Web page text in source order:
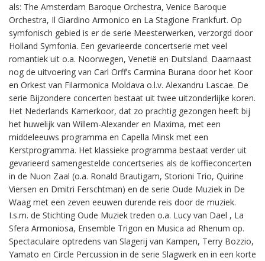
als: The Amsterdam Baroque Orchestra, Venice Baroque
Orchestra, Il Giardino Armonico en La Stagione Frankfurt. Op
symfonisch gebied is er de serie Meesterwerken, verzorgd door
Holland Symfonia. Een gevarieerde concertserie met veel
romantiek uit o.a. Noorwegen, Venetië en Duitsland. Daarnaast
nog de uitvoering van Carl Orff’s Carmina Burana door het Koor
en Orkest van Filarmonica Moldava o.l.v. Alexandru Lascae. De
serie Bijzondere concerten bestaat uit twee uitzonderlijke koren.
Het Nederlands Kamerkoor, dat zo prachtig gezongen heeft bij
het huwelijk van Willem-Alexander en Maxima, met een
middeleeuws programma en Capella Minsk met een
Kerstprogramma. Het klassieke programma bestaat verder uit
gevarieerd samengestelde concertseries als de koffieconcerten
in de Nuon Zaal (o.a. Ronald Brautigam, Storioni Trio, Quirine
Viersen en Dmitri Ferschtman) en de serie Oude Muziek in De
Waag met een zeven eeuwen durende reis door de muziek.
I.s.m. de Stichting Oude Muziek treden o.a. Lucy van Dael , La
Sfera Armoniosa, Ensemble Trigon en Musica ad Rhenum op.
Spectaculaire optredens van Slagerij van Kampen, Terry Bozzio,
Yamato en Circle Percussion in de serie Slagwerk en in een korte